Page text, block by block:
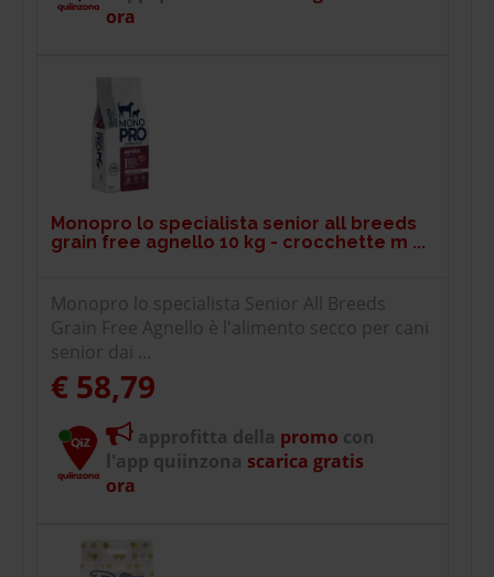
ora
Monopro lo specialista senior all breeds
grain free agnello 10 kg - crocchette m ...
Monopro lo specialista Senior All Breeds
Grain Free Agnello è l'alimento secco per cani
senior dai ...
€ 58,79
approfitta della promo con
l'app quiinzona scarica gratis
ora